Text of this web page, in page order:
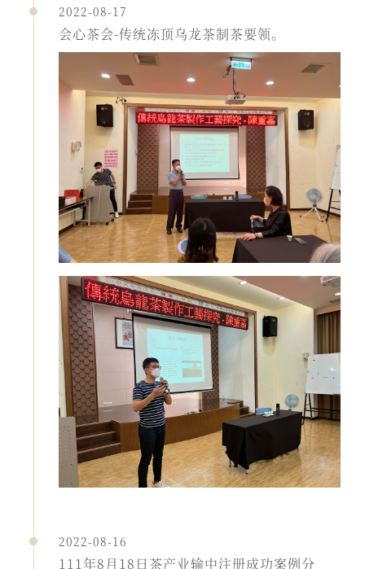
2022-08-17
会心茶会-传统冻顶乌龙茶制茶要领。
2022-08-16
111年8月18日茶产业输中注册成功案例分